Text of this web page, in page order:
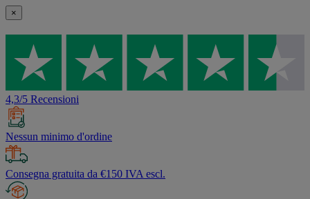
×
4,3/5 Recensioni
Nessun minimo d'ordine
Consegna gratuita da €150 IVA escl.